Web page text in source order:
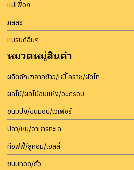
แม่เฟื่อง
ภัสสร
แบรนด์อื่นๆ
หมวดหมู่สินค้า
ผลิตภัณฑ์จากข้าว/หมี่โคราช/ผัดไท
ผลไม้/ผลไม้อบแห้ง/อบกรอบ
ขนมปัง/ขนมอบ/เวเฟอร์
ปลา/หมู/อาหารทะเล
ท๊อฟฟี่/ลูกอม/เยลลี่
ขนมทอด/ถั่ว